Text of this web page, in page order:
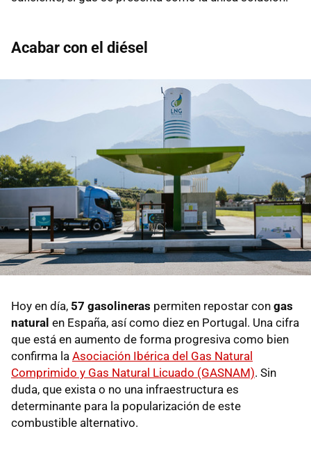
Acabar con el diésel
Hoy en día, 57 gasolineras permiten repostar con gas
natural en España, así como diez en Portugal. Una cifra
que está en aumento de forma progresiva como bien
confirma la Asociación Ibérica del Gas Natural
Comprimido y Gas Natural Licuado (GASNAM). Sin
duda, que exista o no una infraestructura es
determinante para la popularización de este
combustible alternativo.